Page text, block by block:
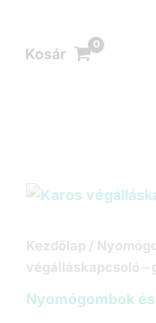
content
Kosár
Kezdőlap /
végálláskapcsoló –
Nyomógombok